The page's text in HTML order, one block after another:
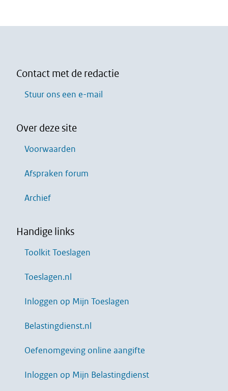
Contact met de redactie
Stuur ons een e-mail
Over deze site
Voorwaarden
Afspraken forum
Archief
Handige links
Toolkit Toeslagen
Toeslagen.nl
Inloggen op Mijn Toeslagen
Belastingdienst.nl
Oefenomgeving online aangifte
Inloggen op Mijn Belastingdienst